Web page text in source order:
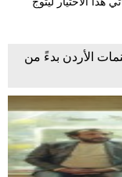
الأردن بدءً من